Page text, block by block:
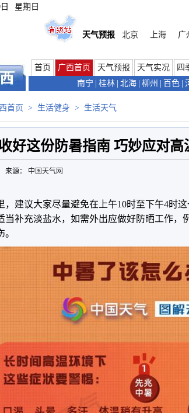
星期日
天气预报
北京 上海 广
首页 广西首页 天气预报 天气实况 四
南宁
桂林 北海 柳州 百色
首页 > 生活健身 > 生活天气
好这份防暑指南 巧妙应对高
来源： 中国天气网
，建议大家尽量避免在上午10时至下午4时
当补充淡盐水，如需外出应做好防晒工作，